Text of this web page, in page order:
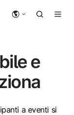
e
a eventi si